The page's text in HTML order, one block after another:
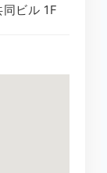
ビル 1F